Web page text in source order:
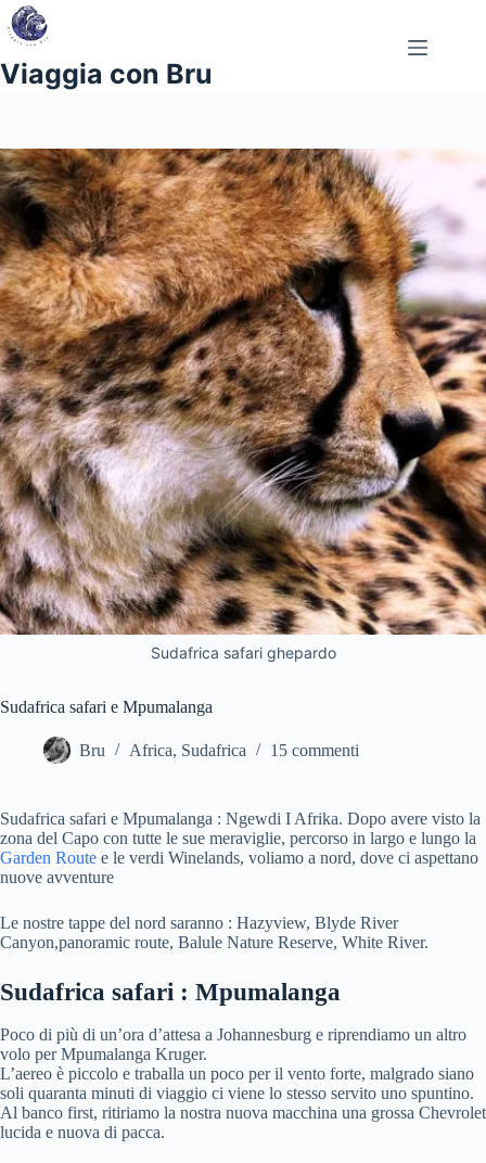
Salta
al
contenuto
Viaggia con Bru
Sudafrica safari ghepardo
Sudafrica safari e Mpumalanga
Bru Africa, Sudafrica 15 commenti
Sudafrica safari e Mpumalanga : Ngewdi I Afrika. Dopo avere visto la
zona del Capo con tutte le sue meraviglie, percorso in largo e lungo la
Garden Route e le verdi Winelands, voliamo a nord, dove ci aspettano
nuove avventure
Le nostre tappe del nord saranno : Hazyview, Blyde River
Canyon,panoramic route, Balule Nature Reserve, White River.
Sudafrica safari : Mpumalanga
Poco di più di un’ora d’attesa a Johannesburg e riprendiamo un altro
volo per Mpumalanga Kruger.
L’aereo è piccolo e traballa un poco per il vento forte, malgrado siano
soli quaranta minuti di viaggio ci viene lo stesso servito uno spuntino.
Al banco first, ritiriamo la nostra nuova macchina una grossa Chevrolet
lucida e nuova di pacca.